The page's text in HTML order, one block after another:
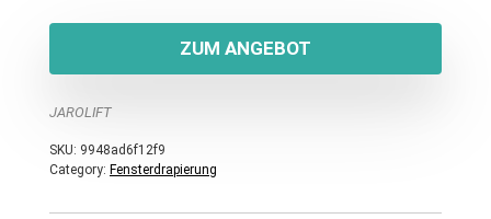
ZUM ANGEBOT
JAROLIFT
SKU: 9948ad6f12f9
Category: Fensterdrapierung